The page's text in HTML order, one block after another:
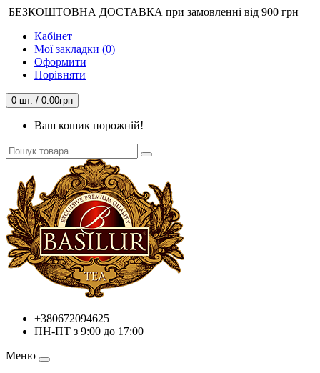
БЕЗКОШТОВНА ДОСТАВКА при замовленні від 900 грн
Кабінет
Мої закладки (0)
Оформити
Порівняти
0 шт. / 0.00грн
Ваш кошик порожній!
+380672094625
ПН-ПТ з 9:00 до 17:00
Меню